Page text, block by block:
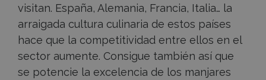
visitan. España, Alemania, Francia, Italia… la
arraigada cultura culinaria de estos países
hace que la competitividad entre ellos en el
sector aumente. Consigue también así que
se potencie la excelencia de los manjares